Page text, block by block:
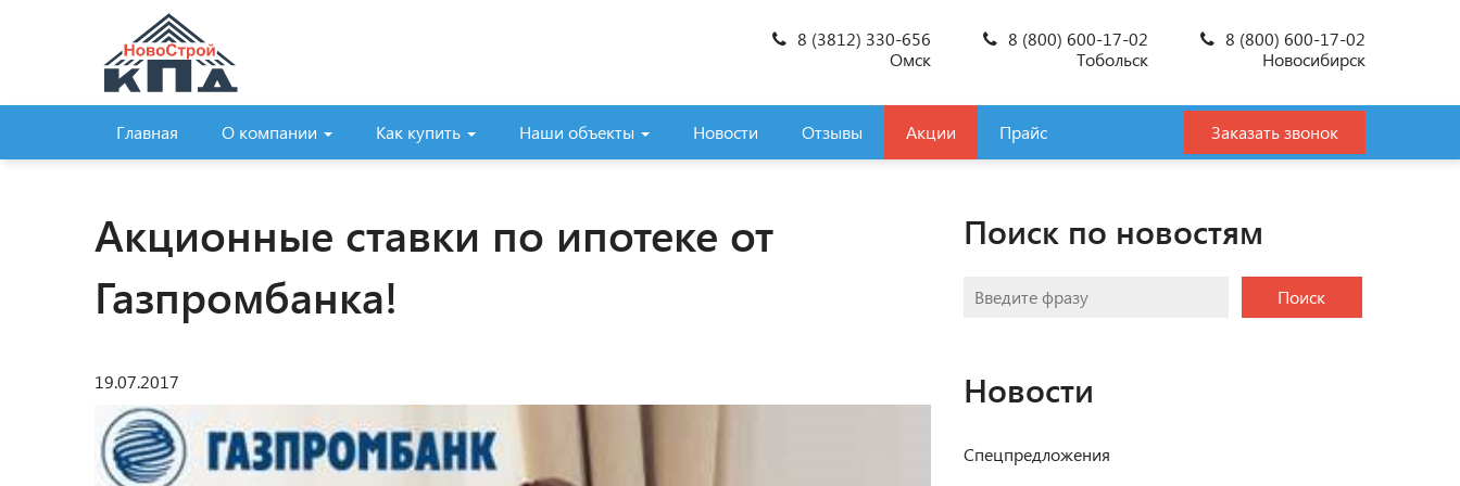
8 (3812) 330-656
Омск
8 (800) 600-17-02
Тобольск
8 (800) 600-17-02
Новосибирск
Главная О компании Как купить Наши объекты Новости Отзывы Акции Прайс Заказать звонок
Акционные ставки по ипотеке от
Газпромбанка!
19.07.2017
Поиск по новостям
Поиск
Новости
Спецпредложения